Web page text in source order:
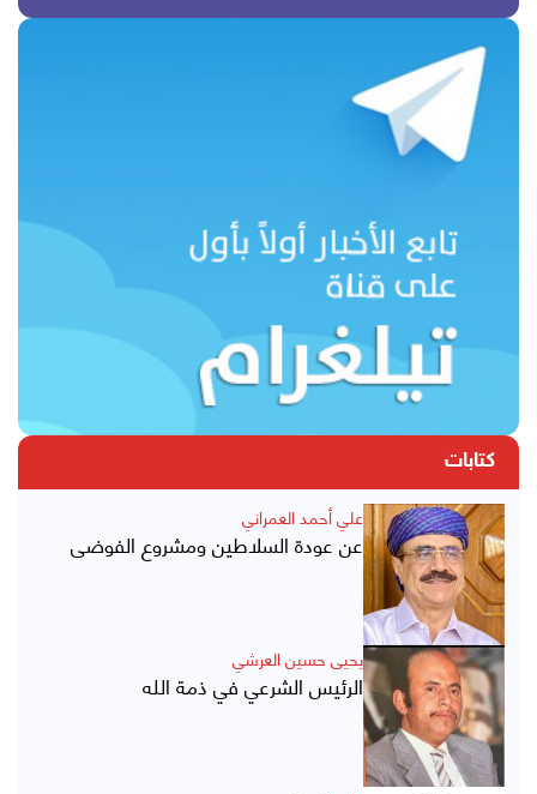
كتابات
علي أحمد العمراني
عن عودة السلاطين ومشروع الفوضى
يحيى حسين العرشي
الرئيس الشرعي في ذمة الله